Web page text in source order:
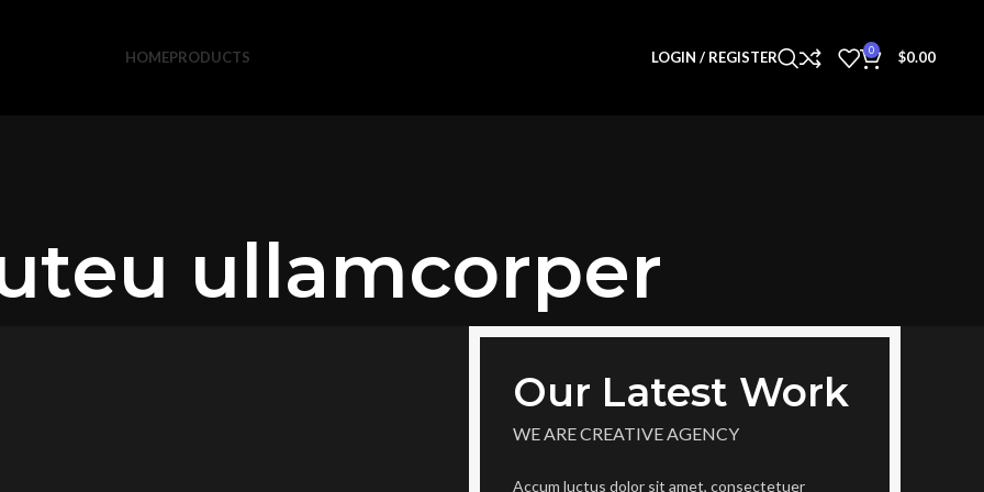
HOMEPRODUCTS LOGIN / REGISTER 0 $0.00
ullamcorper
Our Latest Work
WE ARE CREATIVE AGENCY
Accum luctus dolor sit amet, consectetuer